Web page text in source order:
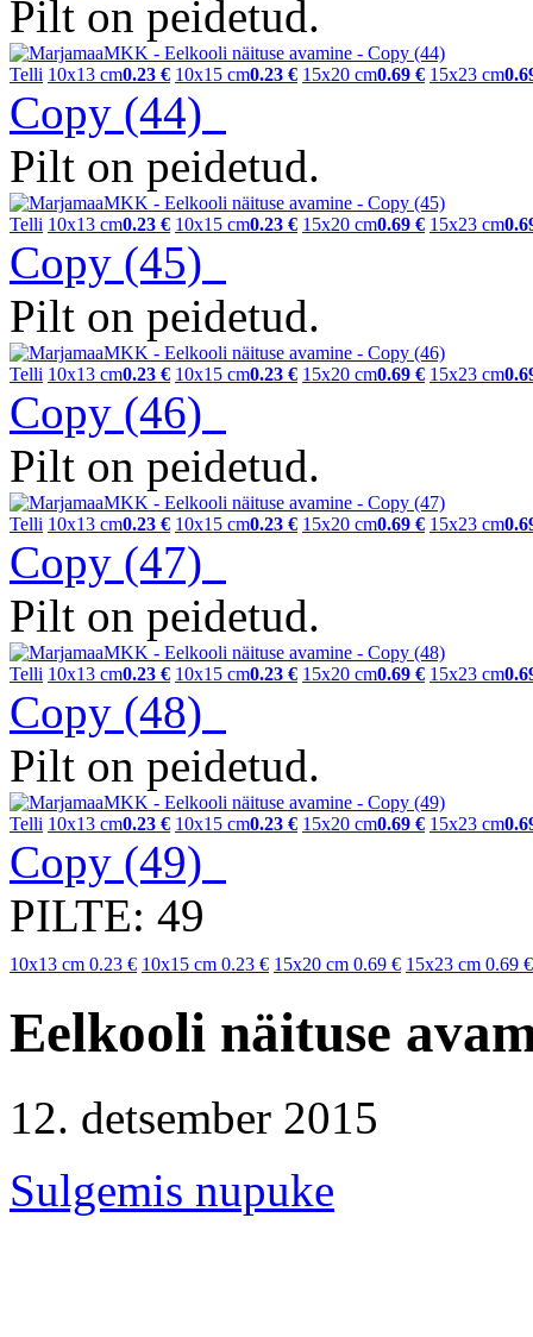
Pilt on peidetud.
Telli 10x13 cm0.23 € 10x15 cm0.23 € 15x20 cm0.69 € 15x23 cm
Copy (44)
Pilt on peidetud.
Telli 10x13 cm0.23 € 10x15 cm0.23 € 15x20 cm0.69 € 15x23 cm
Copy (45)
Pilt on peidetud.
Telli 10x13 cm0.23 € 10x15 cm0.23 € 15x20 cm0.69 € 15x23 cm
Copy (46)
Pilt on peidetud.
Telli 10x13 cm0.23 € 10x15 cm0.23 € 15x20 cm0.69 € 15x23 cm
Copy (47)
Pilt on peidetud.
Telli 10x13 cm0.23 € 10x15 cm0.23 € 15x20 cm0.69 € 15x23 cm
Copy (48)
Pilt on peidetud.
Telli 10x13 cm0.23 € 10x15 cm0.23 € 15x20 cm0.69 € 15x23 cm
Copy (49)
PILTE: 49
10x13 cm 0.23 € 10x15 cm 0.23 € 15x20 cm 0.69 € 15x23 cm 0.69 €
Eelkooli näituse
12. detsember 2015
Sulgemis nupuke